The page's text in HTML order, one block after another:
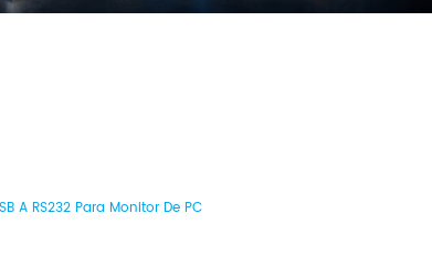
A RS232 Para Monitor De PC